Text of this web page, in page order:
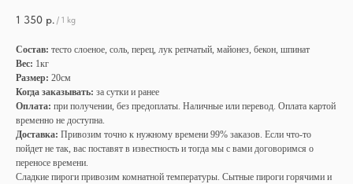
1 350 р. / 1 kg
Состав: тесто слоеное, соль, перец, лук репчатый, майонез, бекон, шпинат
Вес: 1кг
Размер: 20см
Когда заказывать: за сутки и ранее
Оплата: при получении, без предоплаты. Наличные или перевод. Оплата картой
временно не доступна.
Доставка: Привозим точно к нужному времени 99% заказов. Если что-то
пойдет не так, вас поставят в известность и тогда мы с вами договоримся о
переносе времени.
Сладкие пироги привозим комнатной температуры. Сытные пироги горячими и